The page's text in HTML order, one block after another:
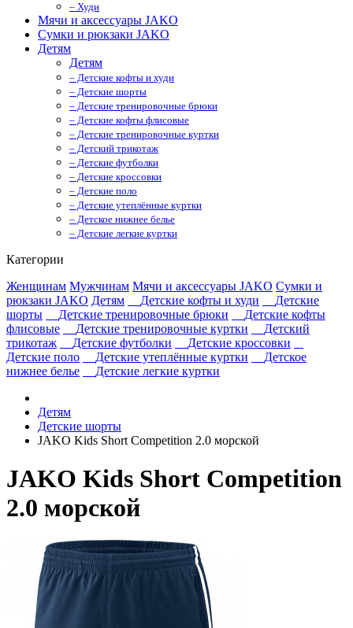
– Худи
Мячи и аксессуары JAKO
Сумки и рюкзаки JAKO
Детям
Детям
– Детские кофты и худи
– Детские шорты
– Детские тренировочные брюки
– Детские кофты флисовые
– Детские тренировочные куртки
– Детский трикотаж
– Детские футболки
– Детские кроссовки
– Детские поло
– Детские утеплённые куртки
– Детское нижнее белье
– Детские легкие куртки
Категории
Женщинам Мужчинам Мячи и аксессуары JAKO Сумки и
рюкзаки JAKO Детям Детские кофты и худи
Детские
шорты
Детские тренировочные брюки
Детские кофты
флисовые
Детские тренировочные куртки
Детский
трикотаж
Детские футболки
Детские кроссовки
Детские поло
Детские утеплённые куртки
Детское
нижнее белье
Детские легкие куртки
Детям
Детские шорты
JAKO Kids Short Competition 2.0 морской
JAKO Kids Short Competition
2.0 морской